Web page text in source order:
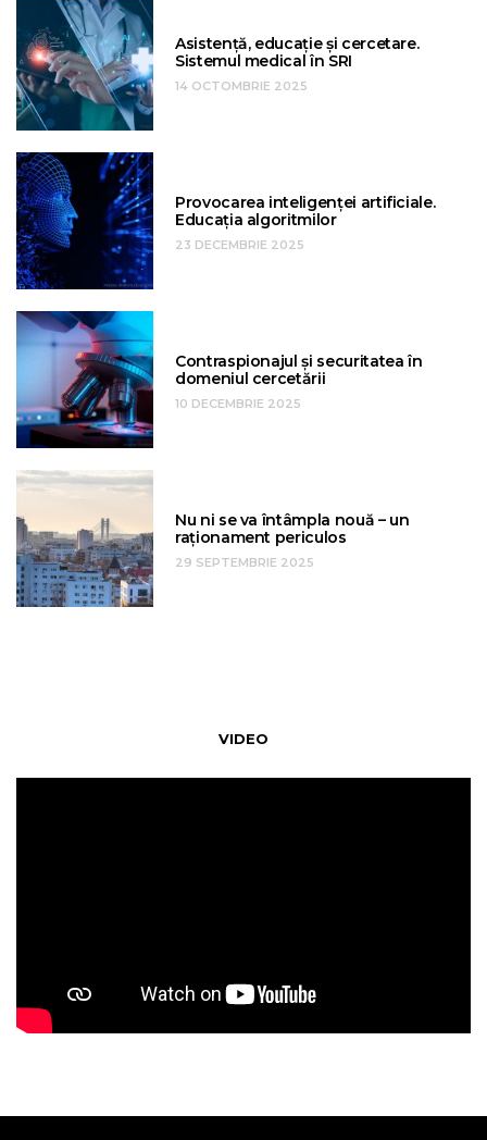
Asistență, educație și cercetare.
Sistemul medical în SRI
14 OCTOMBRIE 2025
Provocarea inteligenței artificiale.
Educația algoritmilor
23 DECEMBRIE 2025
Contraspionajul și securitatea în
domeniul cercetării
10 DECEMBRIE 2025
Nu ni se va întâmpla nouă – un
raționament periculos
29 SEPTEMBRIE 2025
VIDEO